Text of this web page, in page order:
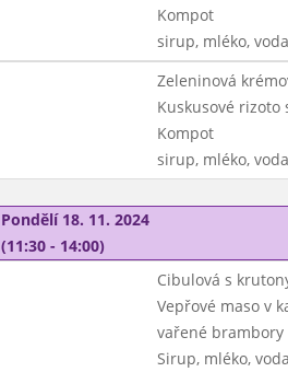
Kompot
sirup, mléko,
Zeleninová
Kuskusové
Kompot
sirup, mléko,
Pondělí 18. 11. 2024
(11:30 - 14:00)
Cibulová s
Vepřové maso v
vařené brambory
Sirup, mléko,